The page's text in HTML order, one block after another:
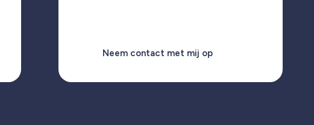
Neem contact met mij op